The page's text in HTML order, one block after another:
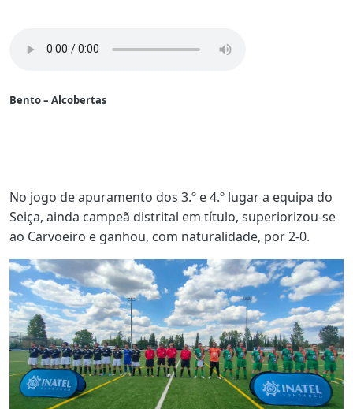
Bento – Alcobertas
No jogo de apuramento dos 3.º e 4.º lugar a equipa do
Seiça, ainda campeã distrital em título, superiorizou-se
ao Carvoeiro e ganhou, com naturalidade, por 2-0.